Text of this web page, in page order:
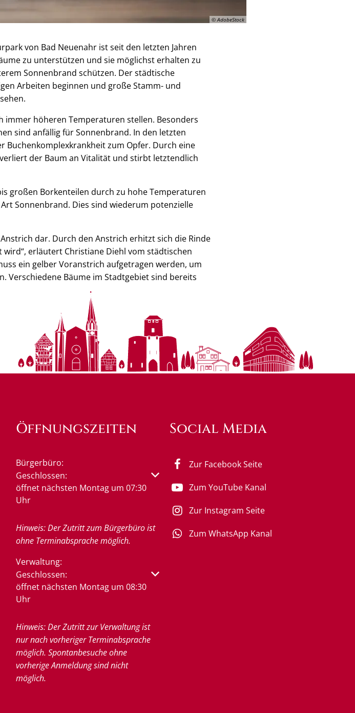
© AdobeStock
von Bad Neuenahr ist seit den letzten Jahren
zu unterstützen und sie möglichst erhalten zu
Sonnenbrand schützen. Der städtische
Arbeiten beginnen und große Stamm- und
immer höheren Temperaturen stellen. Besonders
sind anfällig für Sonnenbrand. In den letzten
Buchenkomplexkrankheit zum Opfer. Durch eine
der Baum an Vitalität und stirbt letztendlich
großen Borkenteilen durch zu hohe Temperaturen
Sonnenbrand. Dies sind wiederum potenzielle
dar. Durch den Anstrich erhitzt sich die Rinde
erläutert Christiane Diehl vom städtischen
ein gelber Voranstrich aufgetragen werden, um
Verschiedene Bäume im Stadtgebiet sind bereits
Öffnungszeiten
Bürgerbüro:
Klicken, um weitere Öffnungs- oder Schließzeiten auszublenden
Geschlossen:
öffnet nächsten Montag um 07:30
Uhr
Hinweis: Der Zutritt zum Bürgerbüro ist
ohne Terminabsprache möglich.
Verwaltung:
Klicken, um weitere Öffnungs- oder Schließzeiten auszublenden
Geschlossen:
öffnet nächsten Montag um 08:30
Uhr
Hinweis: Der Zutritt zur Verwaltung ist
nur nach vorheriger Terminabsprache
möglich. Spontanbesuche ohne
vorherige Anmeldung sind nicht
möglich.
Social Media
Zur Facebook Seite
Zum YouTube Kanal
Zur Instagram Seite
Zum WhatsApp Kanal